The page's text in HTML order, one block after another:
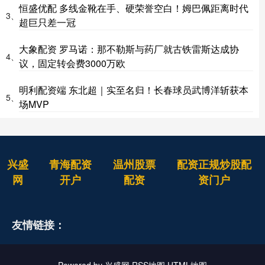
3、
恒盛优配 多线金靴在手、硬荣誉空白！姆巴佩距离时代
超巨只差一冠
4、
大象配资 罗马诺：那不勒斯与药厂就古铁雷斯达成协
议，固定转会费3000万欧
5、
明利配资端 东北超｜实至名归！长春球员武博洋斩获本
场MVP
兴盛
网
青海配资
开户
温州股票
配资
配资正规炒股配
资门户
友情链接：